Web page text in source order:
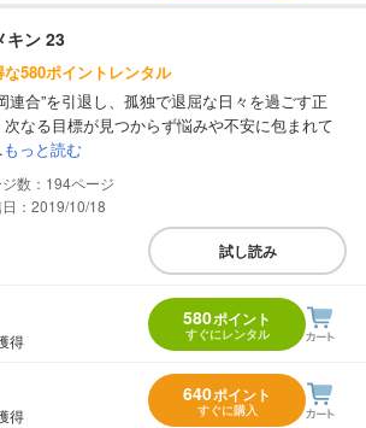
キン 23
な580ポイントレンタル
連合”を引退し、孤独で退屈な日々を過ごす正
次なる目標が見つからず悩みや不安に包まれて
もっと読む
194
：2019/10/18
試し読み
得
580ポイント
すぐにレンタル
得
640ポイント
すぐに購入